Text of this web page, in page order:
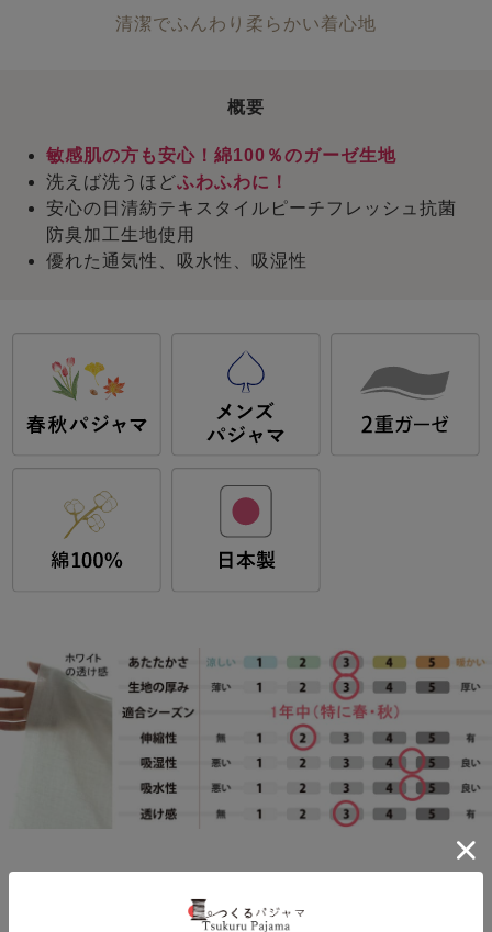
清潔でふんわり柔らかい着心地
概要
敏感肌の方も安心！綿100％のガーゼ生地
洗えば洗うほどふわふわに！
安心の日清紡テキスタイルピーチフレッシュ抗菌
防臭加工生地使用
優れた通気性、吸水性、吸湿性